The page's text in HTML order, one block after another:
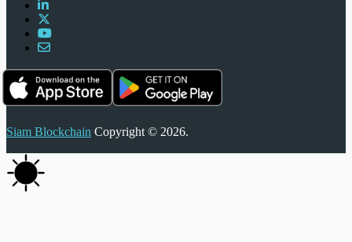
Siam Blockchain Copyright © 2026.